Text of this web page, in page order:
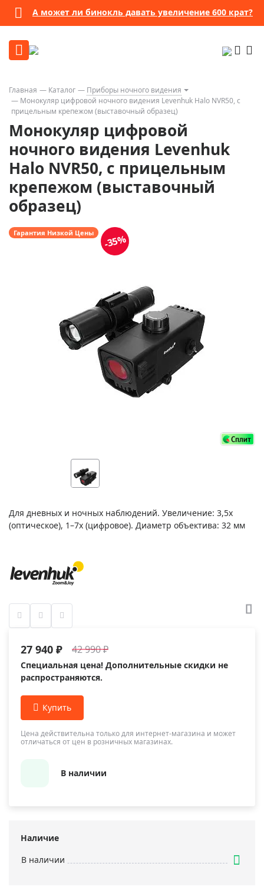
А может ли бинокль давать увеличение 600 крат?
Главная Каталог
Приборы ночного видения
Монокуляр цифровой ночного видения Levenhuk Halo NVR50, с
прицельным крепежом (выставочный образец)
Монокуляр цифровой
ночного видения Levenhuk
Halo NVR50, с прицельным
крепежом (выставочный
образец)
Гарантия Низкой Цены -35%
Для дневных и ночных наблюдений. Увеличение: 3,5х
(оптическое), 1–7х (цифровое). Диаметр объектива: 32 мм
27 940 ₽ 42 990 ₽
Специальная цена! Дополнительные скидки не
распространяются.
Цена действительна только для интернет-магазина и может
отличаться от цен в розничных магазинах.
В наличии
Наличие
В наличии